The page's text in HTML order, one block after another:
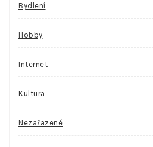
Bydlení
Hobby
Internet
Kultura
Nezařazené